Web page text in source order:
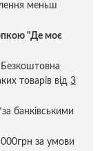
меньш
"Де моє
товарів від 3
банківськими
за умови